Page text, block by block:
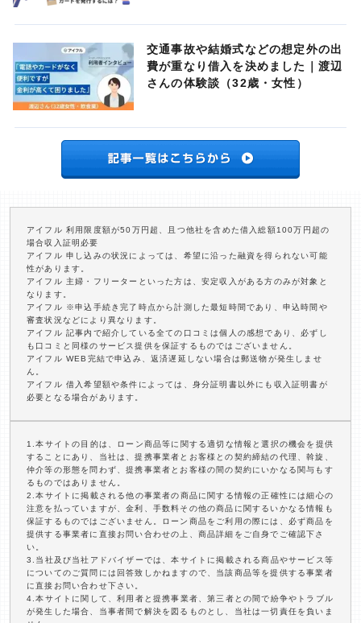
交通事故や結婚式などの想定外の出
費が重なり借入を決めました｜渡辺
さんの体験談（32歳・女性）
アイフル 利用限度額が50万円超、且つ他社を含めた借入総額100万円超の
場合収入証明必要
アイフル 申し込みの状況によっては、希望に沿った融資を得られない可能
性があります。
アイフル 主婦・フリーターといった方は、安定収入がある方のみが対象と
なります。
アイフル ※申込手続き完了時点から計測した最短時間であり、申込時間や
審査状況などにより異なります。
アイフル 記事内で紹介している全ての口コミは個人の感想であり、必ずし
も口コミと同様のサービス提供を保証するものではございません。
アイフル WEB完結で申込み、返済遅延しない場合は郵送物が発生しませ
ん。
アイフル 借入希望額や条件によっては、身分証明書以外にも収入証明書が
必要となる場合があります。
1.本サイトの目的は、ローン商品等に関する適切な情報と選択の機会を提供
することにあり、当社は、提携事業者とお客様との契約締結の代理、斡旋、
仲介等の形態を問わず、提携事業者とお客様の間の契約にいかなる関与もす
るものではありません。
2.本サイトに掲載される他の事業者の商品に関する情報の正確性には細心の
注意を払っていますが、金利、手数料その他の商品に関するいかなる情報も
保証するものではございません。ローン商品をご利用の際には、必ず商品を
提供する事業者に直接お問い合わせの上、商品詳細をご自身でご確認下さ
い。
3.当社及び当社アドバイザーでは、本サイトに掲載される商品やサービス等
についてのご質問には回答致しかねますので、当該商品等を提供する事業者
に直接お問い合わせ下さい。
4.本サイトに関して、利用者と提携事業者、第三者との間で紛争やトラブル
が発生した場合、当事者間で解決を図るものとし、当社は一切責任を負いま